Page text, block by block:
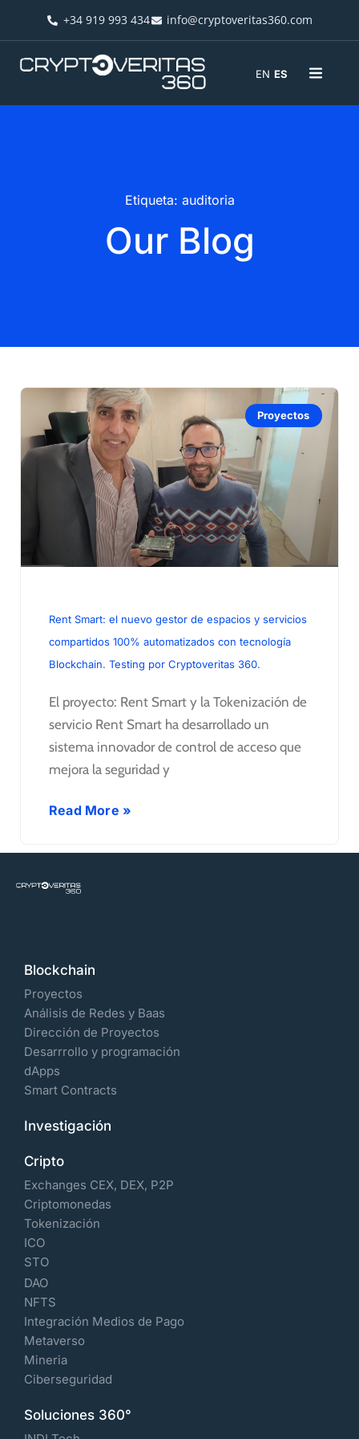
+34 919 993 434 info@cryptoveritas360.com
EN ES
Etiqueta: auditoria
Our Blog
Proyectos
Rent Smart: el nuevo gestor de espacios y servicios
compartidos 100% automatizados con tecnología
Blockchain. Testing por Cryptoveritas 360.
El proyecto: Rent Smart y la Tokenización de
servicio Rent Smart ha desarrollado un
sistema innovador de control de acceso que
mejora la seguridad y
Read More »
Blockchain
Proyectos
Análisis de Redes y Baas
Dirección de Proyectos
Desarrrollo y programación
dApps
Smart Contracts
Investigación
Cripto
Exchanges CEX, DEX, P2P
Criptomonedas
Tokenización
ICO
STO
DAO
NFTS
Integración Medios de Pago
Metaverso
Mineria
Ciberseguridad
Soluciones 360°